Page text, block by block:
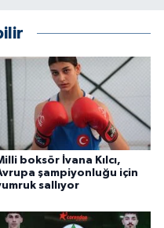
boksör İvana Kılcı,
şampiyonluğu için
sallıyor